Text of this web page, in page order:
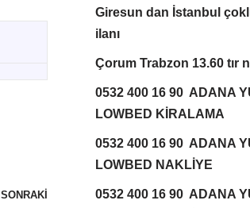
SONRAKI
Giresun dan İstanbul
ilanı
Çorum Trabzon 13.60 tır
0532 400 16 90 ADANA
LOWBED KİRALAMA
0532 400 16 90 ADANA
LOWBED NAKLİYE
0532 400 16 90 ADANA